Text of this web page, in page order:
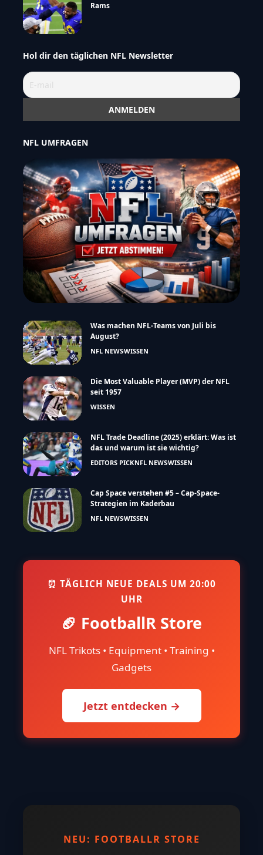
Rams
Hol dir den täglichen NFL Newsletter
NFL UMFRAGEN
Was machen NFL-Teams von Juli bis
August?
NFL NEWSWISSEN
Die Most Valuable Player (MVP) der NFL
seit 1957
WISSEN
NFL Trade Deadline (2025) erklärt: Was ist
das und warum ist sie wichtig?
EDITORS PICKNFL NEWSWISSEN
Cap Space verstehen #5 – Cap-Space-
Strategien im Kaderbau
NFL NEWSWISSEN
⏰ TÄGLICH NEUE DEALS UM 20:00
UHR
🏈 FootballR Store
NFL Trikots • Equipment • Training •
Gadgets
Jetzt entdecken →
NEU: FOOTBALLR STORE